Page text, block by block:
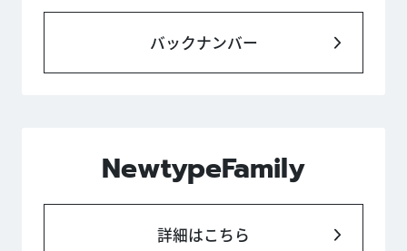
バックナンバー
NewtypeFamily
詳細はこちら